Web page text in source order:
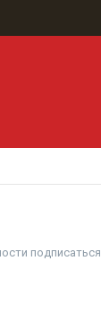
подписаться